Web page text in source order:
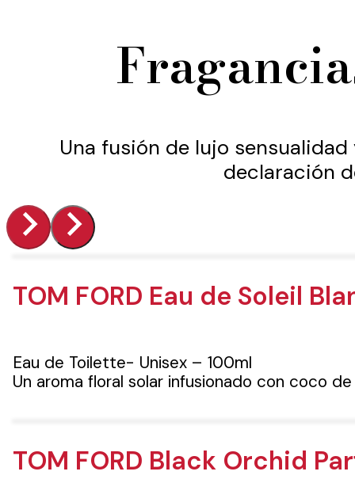
Una fusión de lujo
declaración
TOM FORD Eau de Soleil
Eau de Toilette- Unisex – 100ml
Un aroma floral solar infusionado con coco
TOM FORD Black Orchid